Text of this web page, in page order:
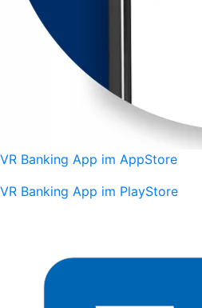
VR Banking App im AppStore
VR Banking App im PlayStore